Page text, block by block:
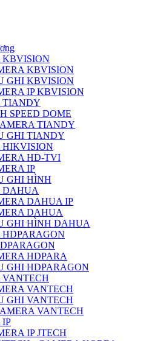
KBVISION
KBVISION
GHI KBVISION
IP KBVISION
TIANDY
SPEED DOME
TIANDY
GHI TIANDY
HIKVISION
HD-TVI
IP
GHI HÌNH
DAHUA
DAHUA IP
DAHUA
GHI HÌNH DAHUA
HDPARA
GHI HDPARAGON
VANTECH
GHI VANTECH
VANTECH
IP
IP JTECH